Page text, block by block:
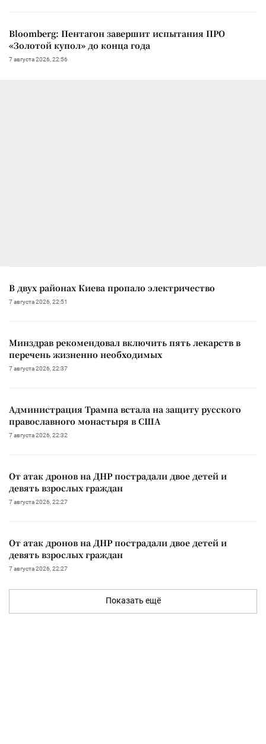
Bloomberg: Пентагон завершит испытания ПРО
«Золотой купол» до конца года
7 августа 2026, 22:56
В двух районах Киева пропало электричество
7 августа 2026, 22:51
Минздрав рекомендовал включить пять лекарств в
перечень жизненно необходимых
7 августа 2026, 22:37
Администрация Трампа встала на защиту русского
православного монастыря в США
7 августа 2026, 22:32
От атак дронов на ДНР пострадали двое детей и
девять взрослых граждан
7 августа 2026, 22:27
От атак дронов на ДНР пострадали двое детей и
девять взрослых граждан
7 августа 2026, 22:27
Показать ещё